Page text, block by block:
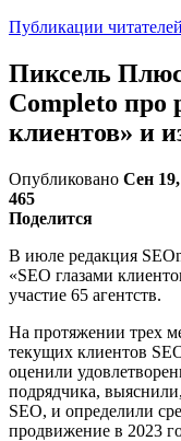
Публикации читателей
Пиксель
Completo про
клиентов» и
Опубликовано Сен
465
Поделится
В июле редакция
«SEO глазами
участие 65 агентств.
На протяжении трех
текущих клиентов
оценили
подрядчика,
SEO, и определили
продвижение в 2023